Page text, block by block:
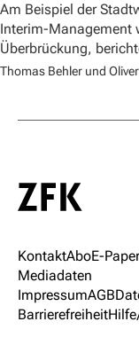
Am Beispiel der
Interim-Management
Überbrückung,
Thomas Behler und
KontaktAboE-Paper
Mediadaten
ImpressumAGB
Barrierefreiheit